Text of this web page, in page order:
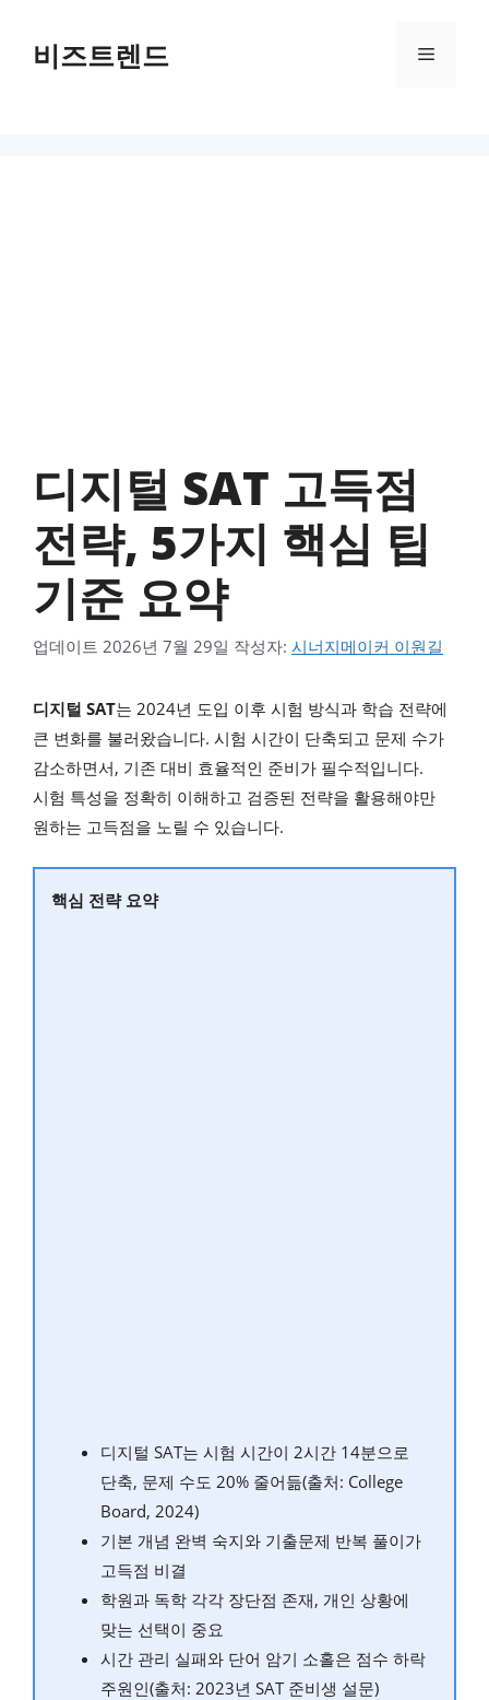
건너뛰기비즈트렌드 메뉴
디지털 SAT 고득점
전략, 5가지 핵심 팁
기준 요약
업데이트 2026년 7월 29일 작성자: 시너지메이커 이원길
디지털 SAT는 2024년 도입 이후 시험 방식과 학습 전략에
큰 변화를 불러왔습니다. 시험 시간이 단축되고 문제 수가
감소하면서, 기존 대비 효율적인 준비가 필수적입니다.
시험 특성을 정확히 이해하고 검증된 전략을 활용해야만
원하는 고득점을 노릴 수 있습니다.
핵심 전략 요약
디지털 SAT는 시험 시간이 2시간 14분으로
단축, 문제 수도 20% 줄어듦(출처: College
Board, 2024)
기본 개념 완벽 숙지와 기출문제 반복 풀이가
고득점 비결
학원과 독학 각각 장단점 존재, 개인 상황에
맞는 선택이 중요
시간 관리 실패와 단어 암기 소홀은 점수 하락
주원인(출처: 2023년 SAT 준비생 설문)